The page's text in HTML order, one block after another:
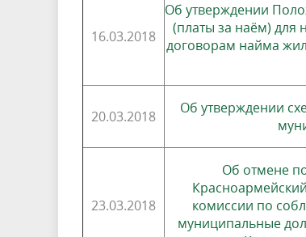
16.03.2018
Об утверждении
(платы за наём)
договорам найма
20.03.2018
Об утверждении
23.03.2018
Об отмене
комиссии по
муниципальные